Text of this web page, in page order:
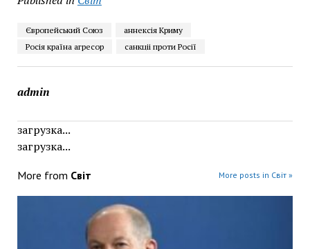
Європейський Союз
аннексія Криму
Росія країна агресор
санкціі проти Росії
admin
загрузка...
загрузка...
More from Світ More posts in Світ »